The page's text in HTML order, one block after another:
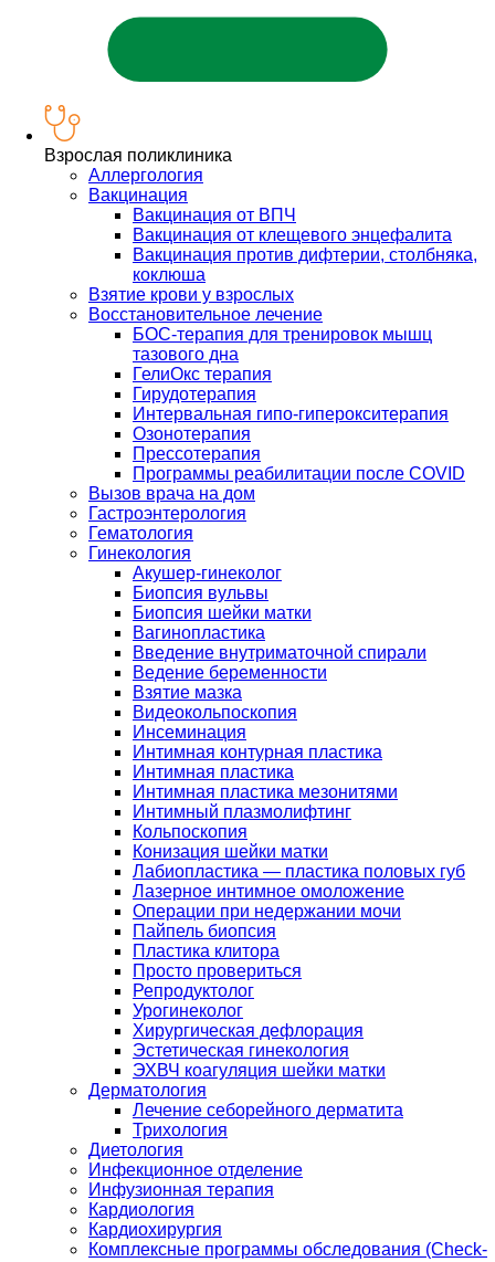
Взрослая поликлиника
Аллергология
Вакцинация
Вакцинация от ВПЧ
Вакцинация от клещевого энцефалита
Вакцинация против дифтерии, столбняка,
коклюша
Взятие крови у взрослых
Восстановительное лечение
БОС-терапия для тренировок мышц
тазового дна
ГелиОкс терапия
Гирудотерапия
Интервальная гипо-гиперокситерапия
Озонотерапия
Прессотерапия
Программы реабилитации после СOVID
Вызов врача на дом
Гастроэнтерология
Гематология
Гинекология
Акушер-гинеколог
Биопсия вульвы
Биопсия шейки матки
Вагинопластика
Введение внутриматочной спирали
Ведение беременности
Взятие мазка
Видеокольпоскопия
Инсеминация
Интимная контурная пластика
Интимная пластика
Интимная пластика мезонитями
Интимный плазмолифтинг
Кольпоскопия
Конизация шейки матки
Лабиопластика — пластика половых губ
Лазерное интимное омоложение
Операции при недержании мочи
Пайпель биопсия
Пластика клитора
Просто провериться
Репродуктолог
Урогинеколог
Хирургическая дефлорация
Эстетическая гинекология
ЭХВЧ коагуляция шейки матки
Дерматология
Лечение себорейного дерматита
Трихология
Диетология
Инфекционное отделение
Инфузионная терапия
Кардиология
Кардиохирургия
Комплексные программы обследования (Check-